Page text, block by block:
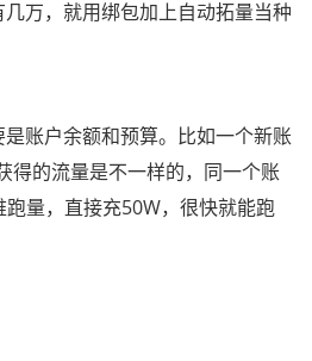
万，就用绑包加上自动拓量当种
账户余额和预算。比如一个新账
得的流量是不一样的，同一个账
量，直接充50W，很快就能跑